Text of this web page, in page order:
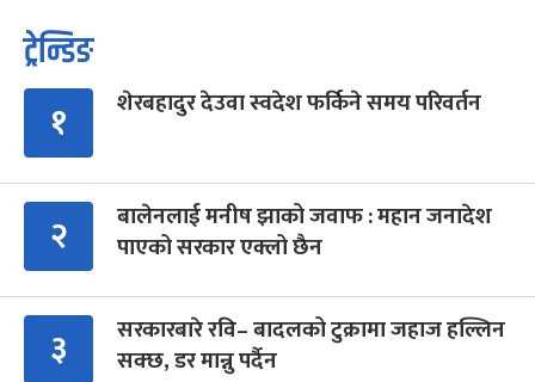
ट्रेन्डिङ
१ शेरबहादुर देउवा स्वदेश फर्किने समय परिवर्तन
२
बालेनलाई मनीष झाको जवाफ : महान जनादेश
पाएको सरकार एक्लो छैन
३
सरकारबारे रवि– बादलको टुक्रामा जहाज हल्लिन
सक्छ, डर मान्नु पर्दैन